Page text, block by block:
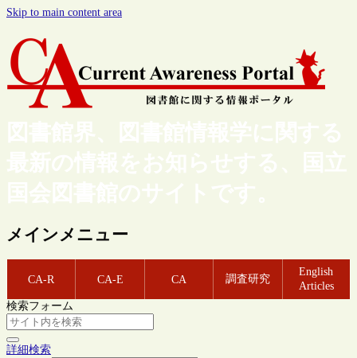
Skip to main content area
図書館界、図書館情報学に関する
最新の情報をお知らせする、国立
国会図書館のサイトです。
メインメニュー
CA-R CA-E CA 調査研究
English
Articles
検索フォーム
詳細検索